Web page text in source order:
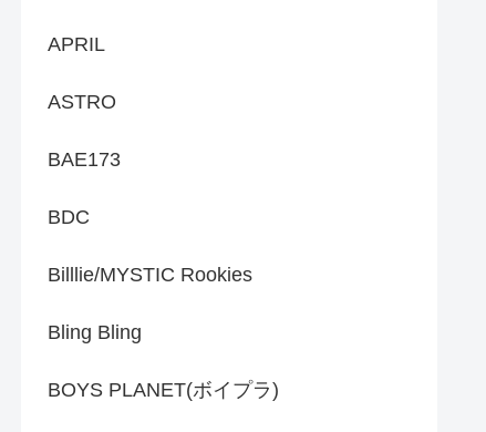
APRIL
ASTRO
BAE173
BDC
Billlie/MYSTIC Rookies
Bling Bling
BOYS PLANET(ボイプラ)